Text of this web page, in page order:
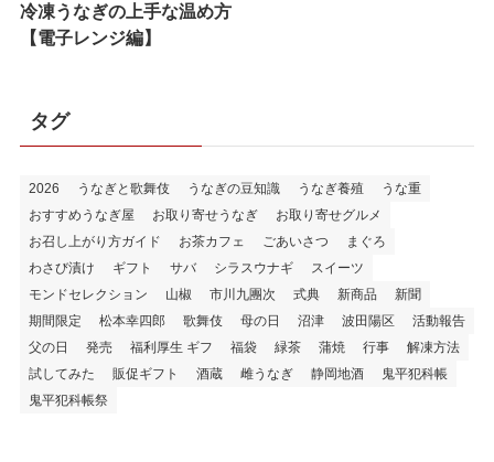
冷凍うなぎの上手な温め方
【電子レンジ編】
タグ
2026 うなぎと歌舞伎 うなぎの豆知識 うなぎ養殖
うな重
おすすめうなぎ屋
お取り寄せうなぎ
お取り寄せグルメ
お召し上がり方ガイド
お茶カフェ ごあいさつ
まぐろ
わさび漬け
ギフト サバ シラスウナギ
スイーツ
モンドセレクション
山椒 市川九團次 式典 新商品
新聞
期間限定
松本幸四郎 歌舞伎 母の日 沼津 波田陽区
活動報告
父の日
発売 福利厚生 ギフ 福袋 緑茶 蒲焼 行事
解凍方法
試してみた
販促ギフト 酒蔵 雌うなぎ 静岡地酒
鬼平犯科帳
鬼平犯科帳祭